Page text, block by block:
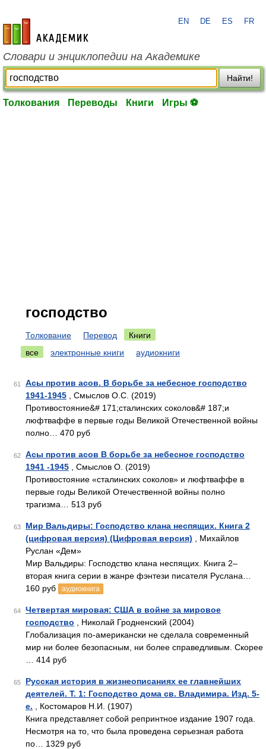
academic.ru
EN DE ES FR
Словари и энциклопедии на Академике
Найти!
Толкования Переводы Книги Игры ⚽
господство
Толкование Перевод
Книги
все
электронные книги аудиокниги
61
Асы против асов. В борьбе за небесное господство
1941-1945 , Смыслов О.С. (2019)
Противостояние&# 171;сталинских соколов&# 187;и
люфтваффе в первые годы Великой Отечественной войны
полно… 470 руб
62
Асы против асов В борьбе за небесное господство
1941 -1945 , Смыслов О. (2019)
Противостояние «сталинских соколов» и люфтваффе в
первые годы Великой Отечественной войны полно
трагизма… 513 руб
63
Мир Вальдиры: Господство клана неспящих. Книга 2
(цифровая версия) (Цифровая версия) , Михайлов
Руслан «Дем»
Мир Вальдиры: Господство клана неспящих. Книга 2–
вторая книга серии в жанре фэнтези писателя Руслана…
160 руб
аудиокнига
64
Четвертая мировая: США в войне за мировое
господство , Николай Гродненский (2004)
Глобализация по-американски не сделала современный
мир ни более безопасным, ни более справедливым. Скорее
… 414 руб
65
Русская история в жизнеописаниях ее главнейших
деятелей. Т. 1: Господство дома св. Владимира. Изд. 5-
е. , Костомаров Н.И. (1907)
Книга представляет собой репринтное издание 1907 года.
Несмотря на то, что была проведена серьезная работа
по… 1329 руб